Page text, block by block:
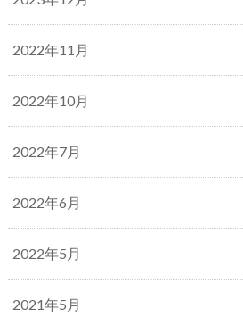
2022年11月
2022年10月
2022年7月
2022年6月
2022年5月
2021年5月